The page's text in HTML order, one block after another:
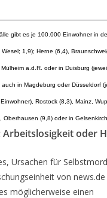
gibt es je 100.000 Einwohner in
1,9); Herne (6,4),
a.d.R. oder in Duisburg
in Magdeburg oder Düsseldorf
Rostock (8,3), Mainz,
Oberhausen (9,8) oder in
Arbeitslosigkeit oder
Ursachen für
von
möglicherweise einen